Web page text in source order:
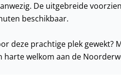
De uitgebreide
beschikbaar.
deze prachtige plek gewekt?
harte welkom aan de